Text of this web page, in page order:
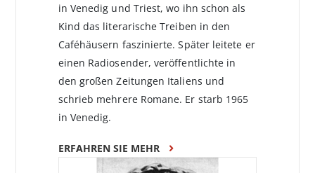
in Venedig und Triest, wo ihn schon als
Kind das literarische Treiben in den
Caféhäusern faszinierte. Später leitete er
einen Radiosender, veröffentlichte in
den großen Zeitungen Italiens und
schrieb mehrere Romane. Er starb 1965
in Venedig.
ERFAHREN SIE MEHR